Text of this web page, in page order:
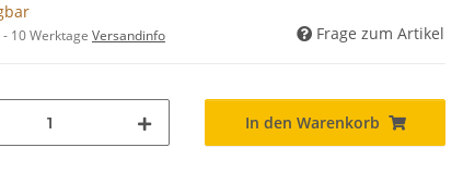
- 10 Werktage Versandinfo Frage zum Artikel
In den Warenkorb